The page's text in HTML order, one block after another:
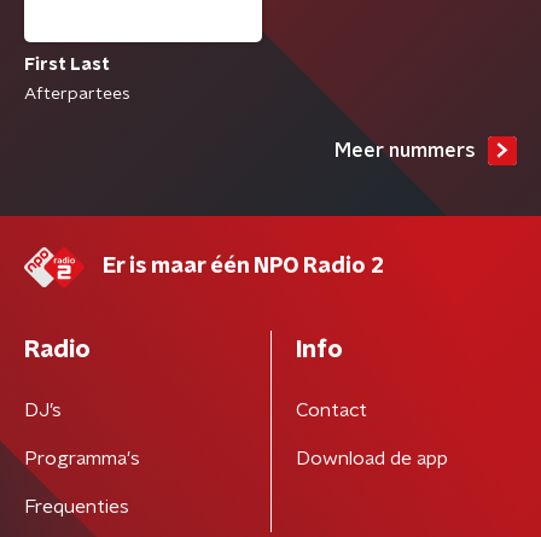
First Last
Afterpartees
Meer nummers
Er is maar één NPO Radio 2
Radio
DJ’s
Programma's
Frequenties
Info
Contact
Download de app